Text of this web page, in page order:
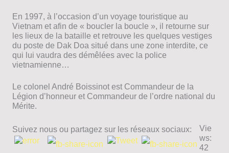
En 1997, à l’occasion d’un voyage touristique au
Vietnam et afin de « boucler la boucle », il retourne sur
les lieux de la bataille et retrouve les quelques vestiges
du poste de Dak Doa situé dans une zone interdite, ce
qui lui vaudra des démêlées avec la police
vietnamienne…
Le colonel André Boissinot est Commandeur de la
Légion d’honneur et Commandeur de l’ordre national du
Mérite.
Suivez nous ou partagez sur les réseaux sociaux:
Vie
ws:
42